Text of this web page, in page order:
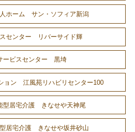
ホーム サン・ソフィア新潟
センター リバーサイド輝
ービスセンター 黒埼
ョン 江風苑リハビリセンター100
型居宅介護 きなせや天神尾
居宅介護 きなせや坂井砂山